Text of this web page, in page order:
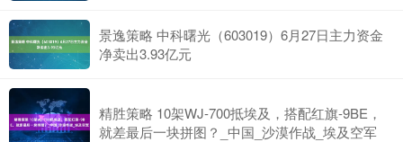
景逸策略 中科曙光（603019）6月27日主力资金
净卖出3.93亿元
精胜策略 10架WJ-700抵埃及，搭配红旗-9BE，
就差最后一块拼图？_中国_沙漠作战_埃及空军